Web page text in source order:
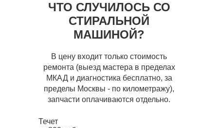
ЧТО СЛУЧИЛОСЬ СО
СТИРАЛЬНОЙ
МАШИНОЙ?
В цену входит только стоимость
ремонта (выезд мастера в пределах
МКАД и диагностика бесплатно, за
пределы Москвы - по километражу),
запчасти оплачиваются отдельно.
Течет